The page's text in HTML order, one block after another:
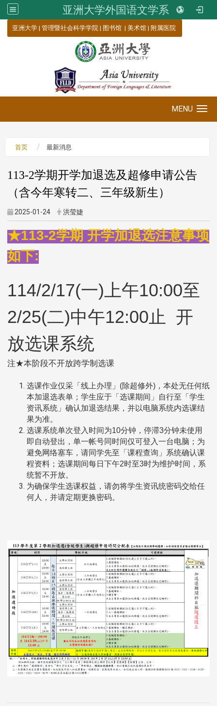
亚洲大学外国语文学系
亚洲大学 | 管理暨社会科学学院 | 图书馆 | 美术馆 | 附属医院
MENU
首页 最新消息
113-2学期开学加退选及超修申请公告
（含今年寒转二、三年级新生）
2025-01-24 洪莹婕
★113-2学期 开学加退选注意事项
如下:
114/2/17(一)上午10:00至
2/25(二)中午12:00止 开
放选课系统
注★本阶段不开放跨学制选课
选课作业仅采「线上办理」(除超修外)，本处无任何纸
本加退选表单；学生应于「选课期间」自行至「学生
资讯系统」确认加退选结果，并以电脑系统内选课结
果为准。
选课系统单次登入时间为10分钟，停滞3分钟未使用
即自动登出，单一帐号同时间仅可登入一台电脑；为
避免网络塞车，请同学先至「课程查询」系统确认课
程资料；选课期间每日下午2时至3时为维护时间，系
统暂不开放。
为确保学生选课权益，请勿将学生资讯统密码交给任
何人，并请定期更换密码。